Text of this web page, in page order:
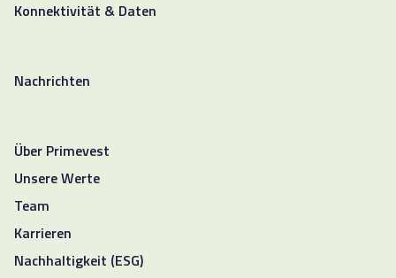
Konnektivität & Daten
Nachrichten
Über Primevest
Unsere Werte
Team
Karrieren
Nachhaltigkeit (ESG)